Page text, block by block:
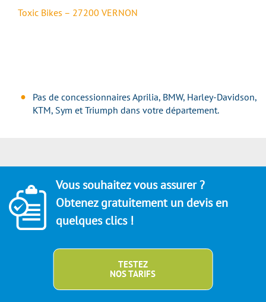
Toxic Bikes – 27200 VERNON
Pas de concessionnaires Aprilia, BMW, Harley-Davidson,
KTM, Sym et Triumph dans votre département.
Vous souhaitez vous assurer ?
Obtenez gratuitement un devis en
quelques clics !
TESTEZ
NOS TARIFS